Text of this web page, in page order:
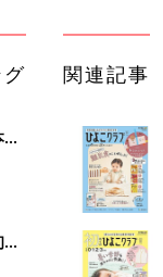
関連記事